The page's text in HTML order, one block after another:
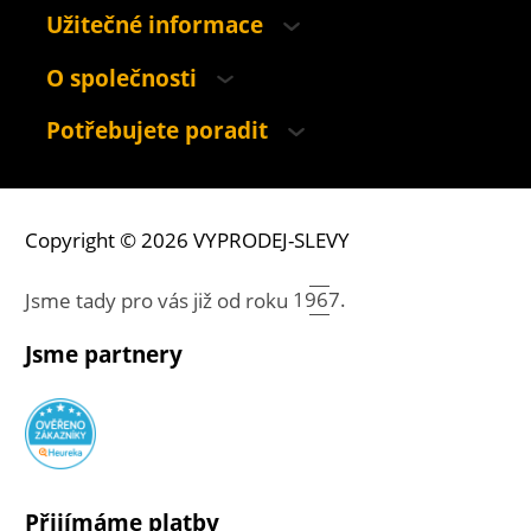
Užitečné informace
O společnosti
Potřebujete poradit
Copyright © 2026 VYPRODEJ-SLEVY
Jsme tady pro vás již od roku 1967.
Jsme partnery
Přijímáme platby